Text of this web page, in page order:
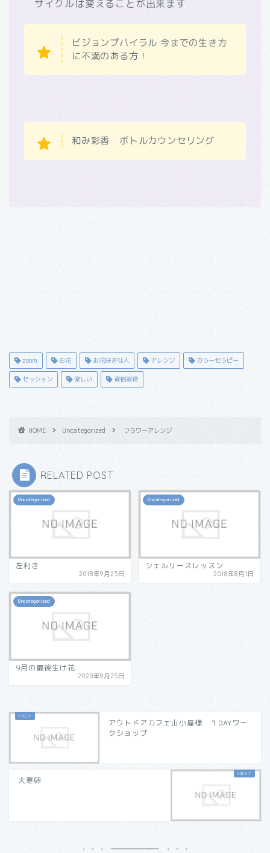
サイクルは変えることが出来ます
ビジョンプパイラル 今までの生き方
に不満のある方！
和み彩香 ボトルカウンセリング
zoom お花 お花好きな人 アレンジ カラーセラピー
セッション 楽しい 資格取得
HOME Uncategorized フラワーアレンジ
RELATED POST
Uncategorized
左利き
2018年9月25日
Uncategorized
シェルリースレッスン
2018年8月1日
Uncategorized
9月の最後生け花
2020年9月25日
アウトドアカフェ山小屋様 １DAYワー
クショップ
大寒卵